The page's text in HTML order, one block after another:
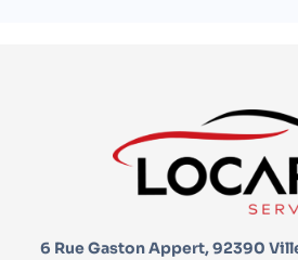
6 Rue Gaston Appert, 92390